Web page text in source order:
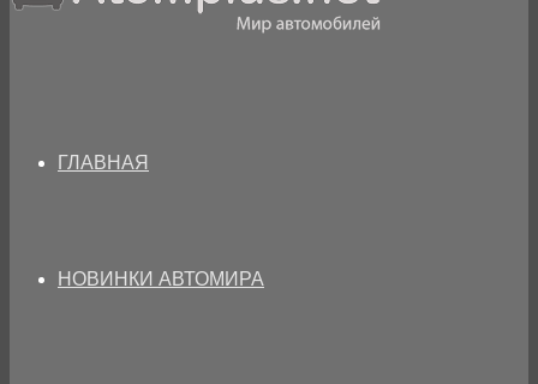
ГЛАВНАЯ
НОВИНКИ АВТОМИРА